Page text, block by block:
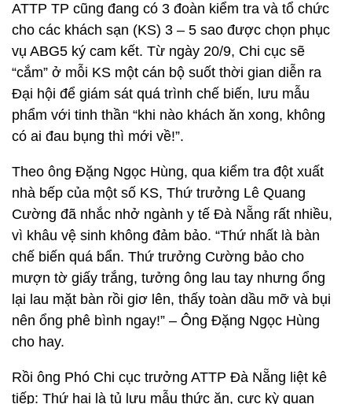
ATTP TP cũng đang có 3 đoàn kiểm tra và tổ chức
cho các khách sạn (KS) 3 – 5 sao được chọn phục
vụ ABG5 ký cam kết. Từ ngày 20/9, Chi cục sẽ
“cắm” ở mỗi KS một cán bộ suốt thời gian diễn ra
Đại hội để giám sát quá trình chế biến, lưu mẫu
phẩm với tinh thần “khi nào khách ăn xong, không
có ai đau bụng thì mới về!”.
Theo ông Đặng Ngọc Hùng, qua kiểm tra đột xuất
nhà bếp của một số KS, Thứ trưởng Lê Quang
Cường đã nhắc nhở ngành y tế Đà Nẵng rất nhiều,
vì khâu vệ sinh không đảm bảo. “Thứ nhất là bàn
chế biến quá bẩn. Thứ trưởng Cường bảo cho
mượn tờ giấy trắng, tưởng ông lau tay nhưng ổng
lại lau mặt bàn rồi giơ lên, thấy toàn dầu mỡ và bụi
nên ổng phê bình ngay!” – Ông Đặng Ngọc Hùng
cho hay.
Rồi ông Phó Chi cục trưởng ATTP Đà Nẵng liệt kê
tiếp: Thứ hai là tủ lưu mẫu thức ăn, cực kỳ quan